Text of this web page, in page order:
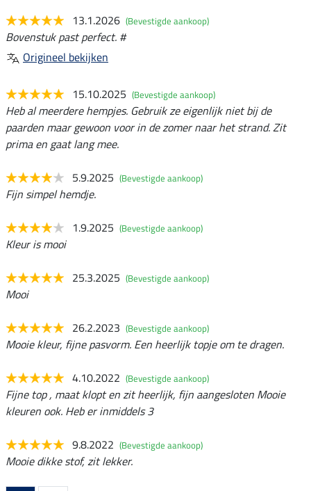
13.1.2026 (Bevestigde aankoop)
Bovenstuk past perfect. #
Origineel bekijken
15.10.2025 (Bevestigde aankoop)
Heb al meerdere hempjes. Gebruik ze eigenlijk niet bij de
paarden maar gewoon voor in de zomer naar het strand. Zit
prima en gaat lang mee.
5.9.2025 (Bevestigde aankoop)
Fijn simpel hemdje.
1.9.2025 (Bevestigde aankoop)
Kleur is mooi
25.3.2025 (Bevestigde aankoop)
Mooi
26.2.2023 (Bevestigde aankoop)
Mooie kleur, fijne pasvorm. Een heerlijk topje om te dragen.
4.10.2022 (Bevestigde aankoop)
Fijne top , maat klopt en zit heerlijk, fijn aangesloten Mooie
kleuren ook. Heb er inmiddels 3
9.8.2022 (Bevestigde aankoop)
Mooie dikke stof, zit lekker.